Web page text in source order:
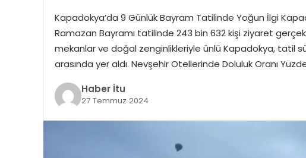
Kapadokya’da 9 Günlük Bayram Tatilinde Yoğun İlgi
Ramazan Bayramı tatilinde 243 bin 632 kişi ziyaret
mekanlar ve doğal zenginlikleriyle ünlü Kapadokya, tatil
arasında yer aldı. Nevşehir Otellerinde Doluluk Oranı
Haber İtu
27 Temmuz 2024